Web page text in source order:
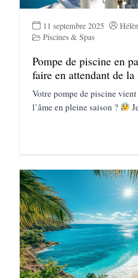
11 septembre 2025
Piscines & Spas
Pompe de piscine en
faire en attendant​ de la
Votre pompe de piscine
l’âme en pleine saison ?